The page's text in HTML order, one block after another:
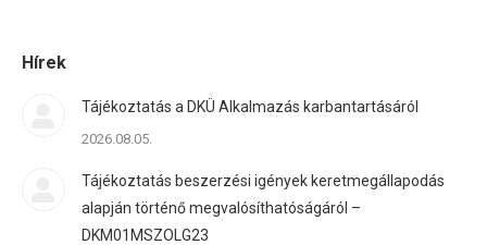
Hírek
Tájékoztatás a DKÜ Alkalmazás karbantartásáról
2026.08.05.
Tájékoztatás beszerzési igények keretmegállapodás
alapján történő megvalósíthatóságáról –
DKM01MSZOLG23